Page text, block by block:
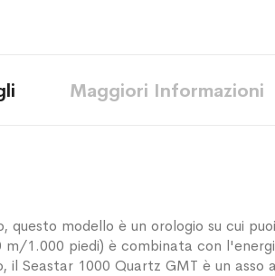
modello è un orologio su cui
1.000 piedi) è combinata con
Seastar 1000 Quartz GMT è un
Maggiori Informazioni